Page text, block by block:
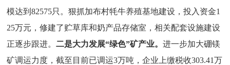
模达到82575只。狠抓加布村牦牛养殖基地建设，投入资金1
25万元，修建了贮草库和奶产品存储室，相关配套设施建设
正逐步跟进。二是大力发展“绿色”矿产业。进一步加大硼镁
矿调运力度，截至目前已调运3万吨，企业上缴税收303.41万